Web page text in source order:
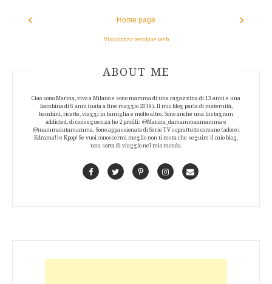
‹ ›
Home page
Visualizza versione web
ABOUT AUTHOR
ABOUT ME
Ciao sono Marina, vivo a Milano e sono mamma di una ragazzina di 13 anni e una
bambina di 6 anni (nata a fine maggio 2019). Il mio blog parla di maternità,
bambini, ricette, viaggi in famiglia e molto altro. Sono anche una Instagram
addicted, di conseguenza ho 2 profili: @Marina_damammaamamma e
@mammaiutamamma. Sono appassionata di Serie TV soprattutto coreane (adoro i
Kdrama!) e Kpop! Se vuoi conoscermi meglio non ti resta che seguire il mio blog,
una sorta di viaggio nel mio mondo.
FacebookTwitterPinterestInstagramContact